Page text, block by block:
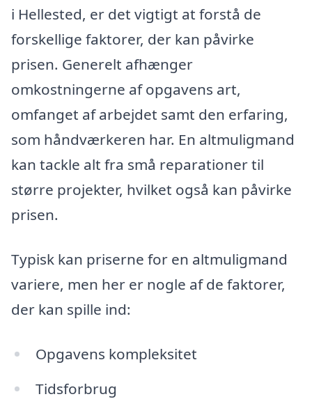
i Hellested, er det vigtigt at forstå de
forskellige faktorer, der kan påvirke
prisen. Generelt afhænger
omkostningerne af opgavens art,
omfanget af arbejdet samt den erfaring,
som håndværkeren har. En altmuligmand
kan tackle alt fra små reparationer til
større projekter, hvilket også kan påvirke
prisen.
Typisk kan priserne for en altmuligmand
variere, men her er nogle af de faktorer,
der kan spille ind:
Opgavens kompleksitet
Tidsforbrug